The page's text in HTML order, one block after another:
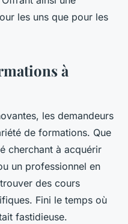
les uns que pour les
à
les demandeurs
de formations. Que
cherchant à acquérir
un professionnel en
des cours
Fini le temps où
fastidieuse.